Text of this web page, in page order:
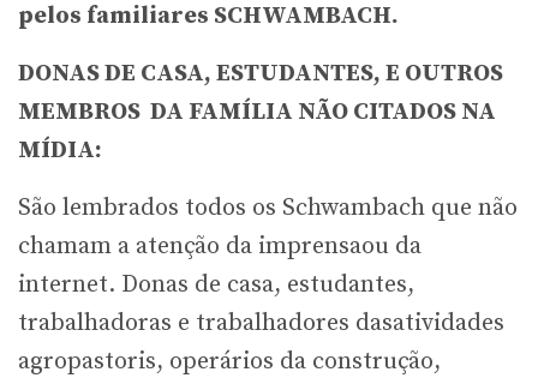
pelos familiares SCHWAMBACH.
DONAS DE CASA, ESTUDANTES, E OUTROS
MEMBROS DA FAMÍLIA NÃO CITADOS NA
MÍDIA:
São lembrados todos os Schwambach que não
chamam a atenção da imprensaou da
internet. Donas de casa, estudantes,
trabalhadoras e trabalhadores dasatividades
agropastoris, operários da construção,